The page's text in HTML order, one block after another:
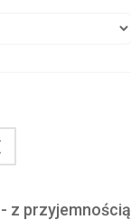
- z przyjemnością